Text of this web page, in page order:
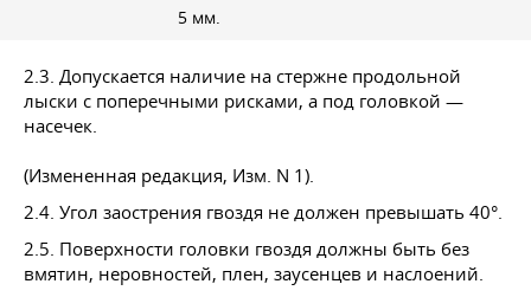
5 мм.
2.3. Допускается наличие на стержне продольной
лыски с поперечными рисками, а под головкой —
насечек.
(Измененная редакция, Изм. N 1).
2.4. Угол заострения гвоздя не должен превышать 40°.
2.5. Поверхности головки гвоздя должны быть без
вмятин, неровностей, плен, заусенцев и наслоений.